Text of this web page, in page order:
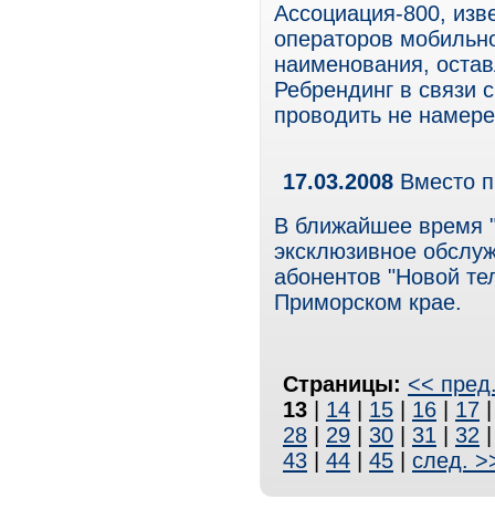
Ассоциация-800,
операторов
наименования,
Ребрендинг в связи
проводить не
17.03.2008 Вместо
В ближайшее время
эксклюзивное
абонентов "Новой
Приморском крае.
Страницы: <<
13
14 15 16 17
28
29 30 31 32
43
44 45 след.